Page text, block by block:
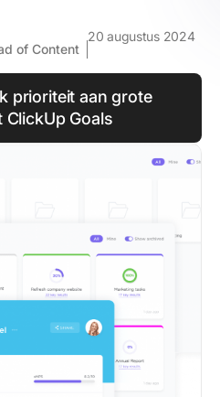
of Content
20 augustus 2024
prioriteit aan grote
ClickUp Goals